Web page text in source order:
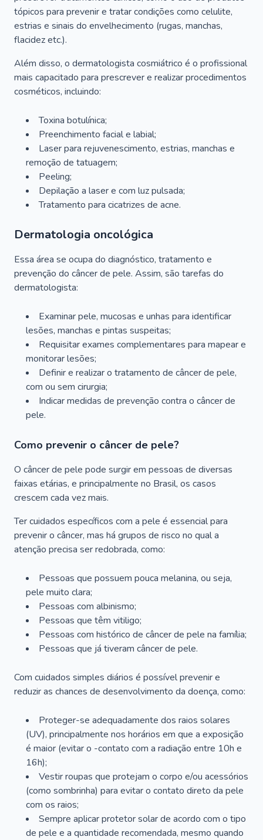
tópicos para prevenir e tratar condições como celulite,
estrias e sinais do envelhecimento (rugas, manchas,
flacidez etc.).
Além disso, o dermatologista cosmiátrico é o profissional
mais capacitado para prescrever e realizar procedimentos
cosméticos, incluindo:
Toxina botulínica;
Preenchimento facial e labial;
Laser para rejuvenescimento, estrias, manchas e
remoção de tatuagem;
Peeling;
Depilação a laser e com luz pulsada;
Tratamento para cicatrizes de acne.
Dermatologia oncológica
Essa área se ocupa do diagnóstico, tratamento e
prevenção do câncer de pele. Assim, são tarefas do
dermatologista:
Examinar pele, mucosas e unhas para identificar
lesões, manchas e pintas suspeitas;
Requisitar exames complementares para mapear e
monitorar lesões;
Definir e realizar o tratamento de câncer de pele,
com ou sem cirurgia;
Indicar medidas de prevenção contra o câncer de
pele.
Como prevenir o câncer de pele?
O câncer de pele pode surgir em pessoas de diversas
faixas etárias, e principalmente no Brasil, os casos
crescem cada vez mais.
Ter cuidados específicos com a pele é essencial para
prevenir o câncer, mas há grupos de risco no qual a
atenção precisa ser redobrada, como:
Pessoas que possuem pouca melanina, ou seja,
pele muito clara;
Pessoas com albinismo;
Pessoas que têm vitiligo;
Pessoas com histórico de câncer de pele na família;
Pessoas que já tiveram câncer de pele.
Com cuidados simples diários é possível prevenir e
reduzir as chances de desenvolvimento da doença, como:
Proteger-se adequadamente dos raios solares
(UV), principalmente nos horários em que a exposição
é maior (evitar o -contato com a radiação entre 10h e
16h);
Vestir roupas que protejam o corpo e/ou acessórios
(como sombrinha) para evitar o contato direto da pele
com os raios;
Sempre aplicar protetor solar de acordo com o tipo
de pele e a quantidade recomendada, mesmo quando